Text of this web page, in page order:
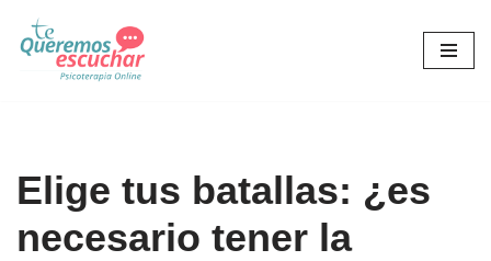
Saltar
Elige tus batallas: ¿es
necesario tener la